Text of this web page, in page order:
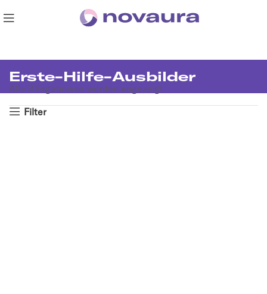
Erste-Hilfe-Ausbilder
Alle 3 Ergebnisse werden angezeigt
Filter